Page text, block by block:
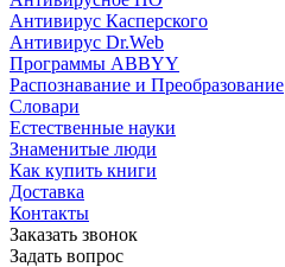
Антивирус Касперского
Антивирус Dr.Web
Программы ABBYY
Распознавание и Преобразование
Словари
Естественные науки
Знаменитые люди
Как купить книги
Доставка
Контакты
Заказать звонок
Задать вопрос